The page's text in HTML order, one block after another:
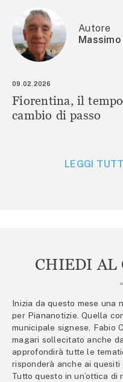
Autore
09.02.2026
Fiorentina, il
cambio di passo
LEGGI
CHIEDI AL
Inizia da questo mese una
per Piananotizie. Quella
municipale signese, Fabio
magari sollecitato anche
approfondirà tutte le
risponderà anche ai quesiti
Tutto questo in un’ottica